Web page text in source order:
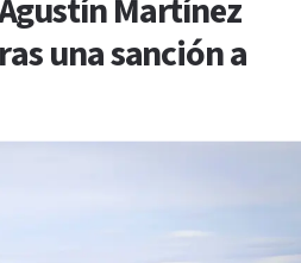
Martínez
una sanción a